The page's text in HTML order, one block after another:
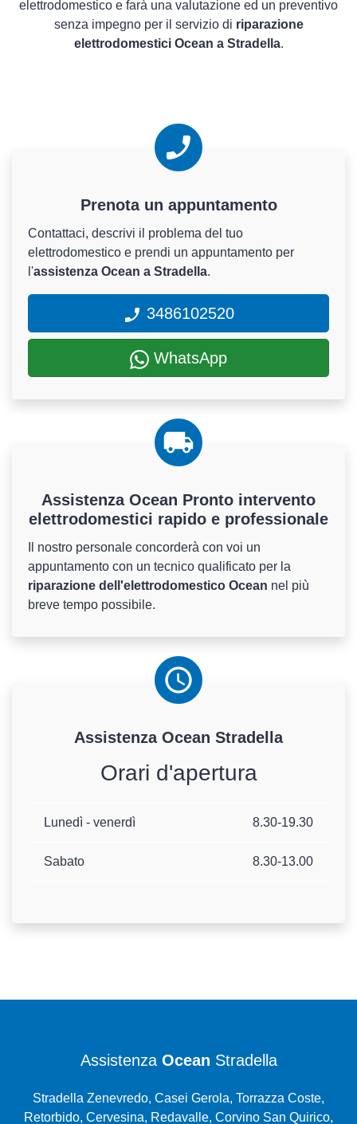
elettrodomestico e farà una valutazione ed un preventivo
senza impegno per il servizio di riparazione
elettrodomestici Ocean a Stradella.
Prenota un appuntamento
Contattaci, descrivi il problema del tuo
elettrodomestico e prendi un appuntamento per
l'assistenza Ocean a Stradella.
3486102520
WhatsApp
Assistenza Ocean Pronto intervento
elettrodomestici rapido e professionale
Il nostro personale concorderà con voi un
appuntamento con un tecnico qualificato per la
riparazione dell'elettrodomestico Ocean nel più
breve tempo possibile.
Assistenza Ocean Stradella
Orari d'apertura
Lunedì - venerdì 8.30-19.30
Sabato 8.30-13.00
Assistenza Ocean Stradella
Stradella Zenevredo, Casei Gerola, Torrazza Coste,
Retorbido, Cervesina, Redavalle, Corvino San Quirico,